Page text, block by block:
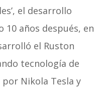
el desarrollo
años después, en
el Ruston
tecnología de
Nikola Tesla y